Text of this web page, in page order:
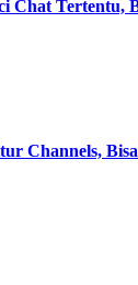
Chat Tertentu,
Channels,